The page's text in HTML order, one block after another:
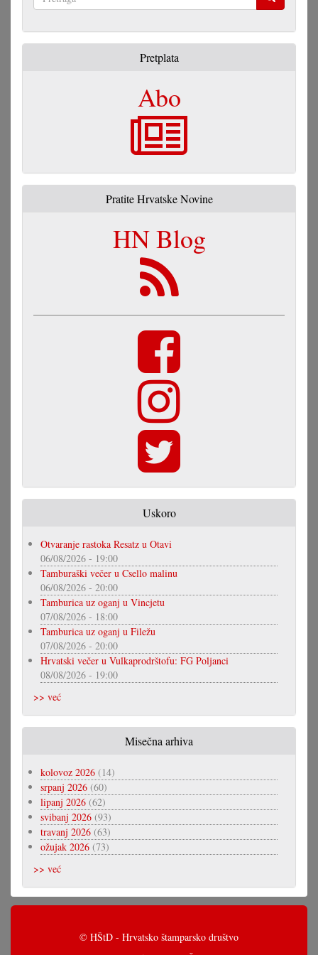
Pretplata
Abo
Pratite Hrvatske Novine
HN Blog
Uskoro
Otvaranje rastoka Resatz u Otavi
06/08/2026 - 19:00
Tamburaški večer u Csello malinu
06/08/2026 - 20:00
Tamburica uz oganj u Vincjetu
07/08/2026 - 18:00
Tamburica uz oganj u Filežu
07/08/2026 - 20:00
Hrvatski večer u Vulkaprodrštofu: FG Poljanci
08/08/2026 - 19:00
>> već
Misečna arhiva
kolovoz 2026 (14)
srpanj 2026 (60)
lipanj 2026 (62)
svibanj 2026 (93)
travanj 2026 (63)
ožujak 2026 (73)
>> već
© HŠtD - Hrvatsko štamparsko društvo